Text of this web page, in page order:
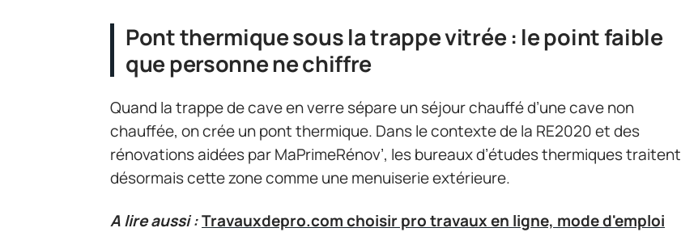
Pont thermique sous la trappe vitrée : le point faible
que personne ne chiffre
Quand la trappe de cave en verre sépare un séjour chauffé d’une cave non
chauffée, on crée un pont thermique. Dans le contexte de la RE2020 et des
rénovations aidées par MaPrimeRénov’, les bureaux d’études thermiques traitent
désormais cette zone comme une menuiserie extérieure.
A lire aussi :Travauxdepro.com choisir pro travaux en ligne, mode d'emploi